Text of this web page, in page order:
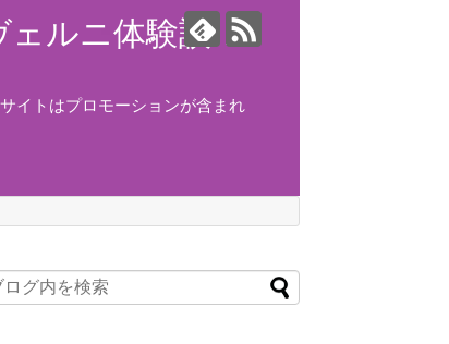
ェルニ体験談！
イトはプロモーションが含まれ